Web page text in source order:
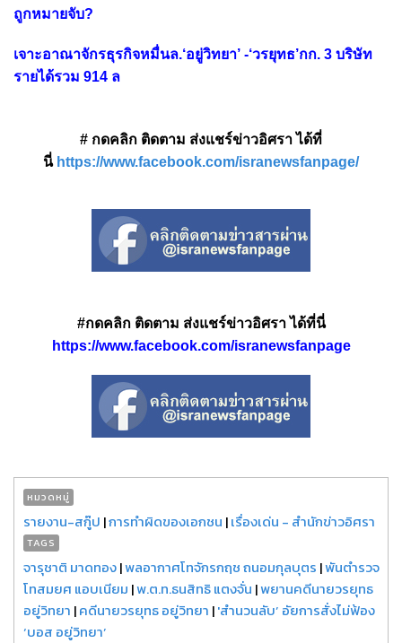
ถูกหมายจับ?
เจาะอาณาจักรธุรกิจหมื่นล.‘อยู่วิทยา’ -‘วรยุทธ’กก. 3 บริษัท
รายได้รวม 914 ล
# กดคลิก ติดตาม ส่งแชร์ข่าวอิศรา ได้ที่
นี่ https://www.facebook.com/isranewsfanpage/
#กดคลิก ติดตาม ส่งแชร์ข่าวอิศรา ได้ที่นี่
https://www.facebook.com/isranewsfanpage
หมวดหมู่
รายงาน-สกู๊ป |การทำผิดของเอกชน |เรื่องเด่น - สำนักข่าวอิศรา
TAGS
จารุชาติ มาดทอง|พลอากาศโทจักรกฤช ถนอมกุลบุตร |พันตำรวจ
โทสมยศ แอบเนียม |พ.ต.ท.ธนสิทธิ แตงจั่น |พยานคดีนายวรยุทธ
อยู่วิทยา |คดีนายวรยุทธ อยู่วิทยา |'สำนวนลับ’ อัยการสั่งไม่ฟ้อง
‘บอส อยู่วิทยา’